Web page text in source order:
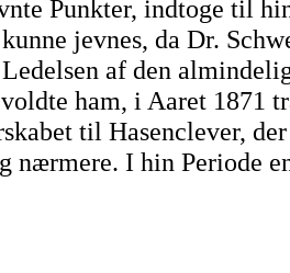
Punkter, indtoge til
jevnes, da Dr.
af den
ham, i Aaret 1871
til Hasenclever,
nærmere. I hin Periode